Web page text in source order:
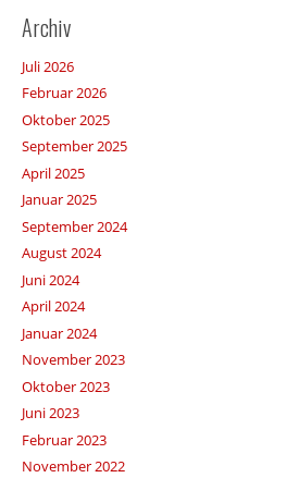
Archiv
Juli 2026
Februar 2026
Oktober 2025
September 2025
April 2025
Januar 2025
September 2024
August 2024
Juni 2024
April 2024
Januar 2024
November 2023
Oktober 2023
Juni 2023
Februar 2023
November 2022